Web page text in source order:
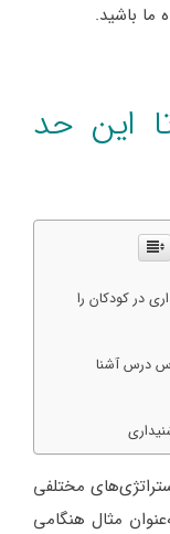
ما باشید.
این حد
در کودکان را
درس آشنا
مختلفی
مثال هنگامی